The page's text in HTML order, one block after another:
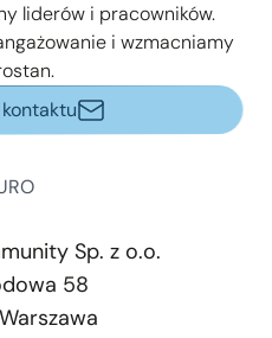
liderów i pracowników.
i wzmacniamy
Sp. z o.o.
58